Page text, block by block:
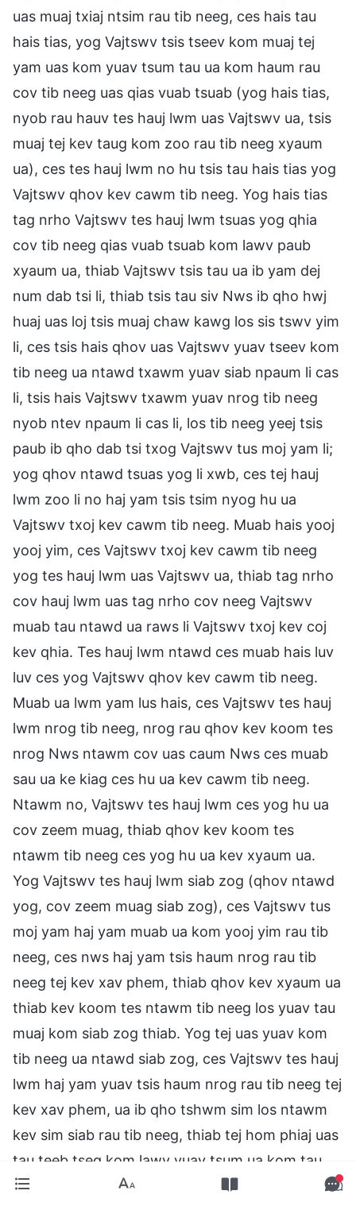
uas muaj txiaj ntsim rau tib neeg, ces hais tau
hais tias, yog Vajtswv tsis tseev kom muaj tej
yam uas kom yuav tsum tau ua kom haum rau
cov tib neeg uas qias vuab tsuab (yog hais tias,
nyob rau hauv tes hauj lwm uas Vajtswv ua, tsis
muaj tej kev taug kom zoo rau tib neeg xyaum
ua), ces tes hauj lwm no hu tsis tau hais tias yog
Vajtswv qhov kev cawm tib neeg. Yog hais tias
tag nrho Vajtswv tes hauj lwm tsuas yog qhia
cov tib neeg qias vuab tsuab kom lawv paub
xyaum ua, thiab Vajtswv tsis tau ua ib yam dej
num dab tsi li, thiab tsis tau siv Nws ib qho hwj
huaj uas loj tsis muaj chaw kawg los sis tswv yim
li, ces tsis hais qhov uas Vajtswv yuav tseev kom
tib neeg ua ntawd txawm yuav siab npaum li cas
li, tsis hais Vajtswv txawm yuav nrog tib neeg
nyob ntev npaum li cas li, los tib neeg yeej tsis
paub ib qho dab tsi txog Vajtswv tus moj yam li;
yog qhov ntawd tsuas yog li xwb, ces tej hauj
lwm zoo li no haj yam tsis tsim nyog hu ua
Vajtswv txoj kev cawm tib neeg. Muab hais yooj
yooj yim, ces Vajtswv txoj kev cawm tib neeg
yog tes hauj lwm uas Vajtswv ua, thiab tag nrho
cov hauj lwm uas tag nrho cov neeg Vajtswv
muab tau ntawd ua raws li Vajtswv txoj kev coj
kev qhia. Tes hauj lwm ntawd ces muab hais luv
luv ces yog Vajtswv qhov kev cawm tib neeg.
Muab ua lwm yam lus hais, ces Vajtswv tes hauj
lwm nrog tib neeg, nrog rau qhov kev koom tes
nrog Nws ntawm cov uas caum Nws ces muab
sau ua ke kiag ces hu ua kev cawm tib neeg.
Ntawm no, Vajtswv tes hauj lwm ces yog hu ua
cov zeem muag, thiab qhov kev koom tes
ntawm tib neeg ces yog hu ua kev xyaum ua.
Yog Vajtswv tes hauj lwm siab zog (qhov ntawd
yog, cov zeem muag siab zog), ces Vajtswv tus
moj yam haj yam muab ua kom yooj yim rau tib
neeg, ces nws haj yam tsis haum nrog rau tib
neeg tej kev xav phem, thiab qhov kev xyaum ua
thiab kev koom tes ntawm tib neeg los yuav tau
muaj kom siab zog thiab. Yog tej uas yuav kom
tib neeg ua ntawd siab zog, ces Vajtswv tes hauj
lwm haj yam yuav tsis haum nrog rau tib neeg tej
kev xav phem, ua ib qho tshwm sim los ntawm
kev sim siab rau tib neeg, thiab tej hom phiaj uas
tau teeb tseg kom lawv yuav tsum ua kom tau
txog ntawd, kuj haj yam siab dua tuaj thiab.